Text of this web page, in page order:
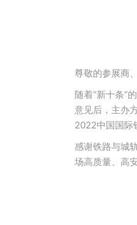
尊敬的参展商
随着“新十条”
意见后，主办
2022中国国际
感谢铁路与城
场高质量、高